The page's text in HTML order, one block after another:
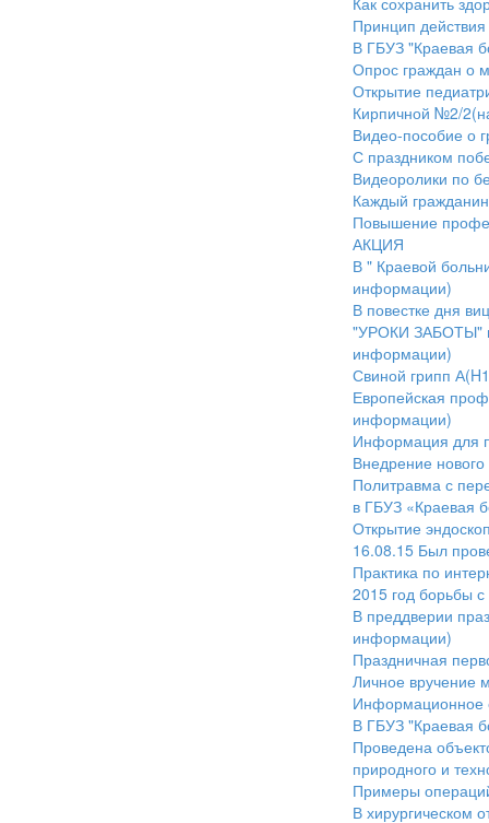
Принцип
В ГБУЗ "Краевая
Опрос граждан о
Открытие
Кирпичной №2/
Видео-пособие о
С праздником
Видеоролики по
Каждый
Повышение
АКЦИЯ
В " Краевой
информации)
В повестке дня
"УРОКИ ЗАБОТЫ"
информации)
Свиной грипп
Европейская
информации)
Информация для
Внедрение
Политравма с
в ГБУЗ «Краевая
Открытие
16.08.15 Был
Практика по
2015 год борьбы
В преддверии
информации)
Праздничная
Личное вручение
Информационное
В ГБУЗ "Краевая
Проведена
природного и
Примеры
В хирургическом